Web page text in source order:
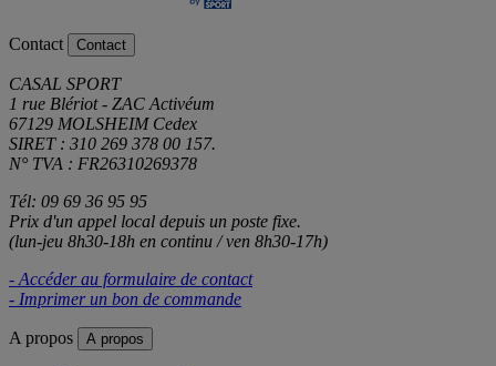
Contact Contact
CASAL SPORT
1 rue Blériot - ZAC Activéum
67129 MOLSHEIM Cedex
SIRET : 310 269 378 00 157.
N° TVA : FR26310269378
Tél: 09 69 36 95 95
Prix d'un appel local depuis un poste fixe.
(lun-jeu 8h30-18h en continu / ven 8h30-17h)
- Accéder au formulaire de contact
- Imprimer un bon de commande
A propos A propos